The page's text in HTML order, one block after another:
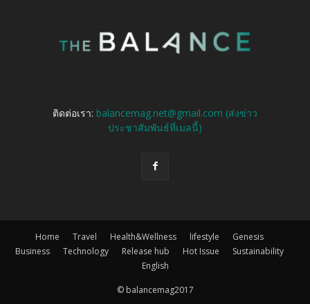
ติดต่อเรา: balancemag.net@gmail.com (ส่งข่าว
ประชาสัมพันธ์ที่เมลนี้)
Home Travel Health&Wellness lifestyle
Genesis
Business
Technology Release hub Hot Issue
Sustainability
English
© balancemag2017